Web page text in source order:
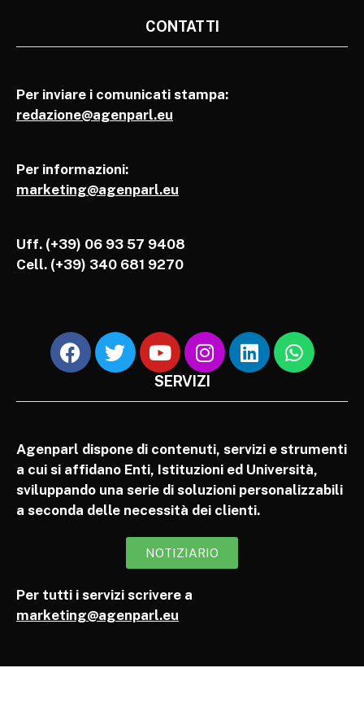
CONTATTI
Per inviare i comunicati stampa:
redazione@agenparl.eu
Per informazioni:
marketing@agenparl.eu
Uff. (+39) 06 93 57 9408
Cell. (+39) 340 681 9270
SERVIZI
Agenparl dispone di contenuti, servizi e strumenti
a cui si affidano Enti, Istituzioni ed Università,
sviluppando una serie di soluzioni personalizzabili
a seconda delle necessità dei clienti.
NOTIZIARIO
Per tutti i servizi scrivere a
marketing@agenparl.eu